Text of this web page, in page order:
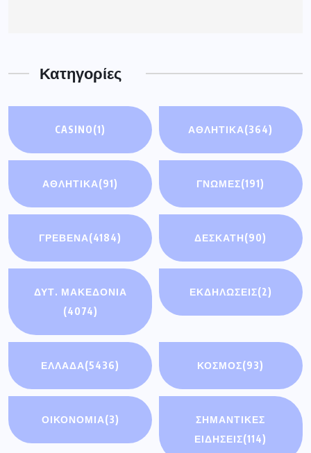
Κατηγορίες
CASINO(1) ΑΘΛΗΤΙΚΑ(364)
ΑΘΛΗΤΙΚΆ(91) ΓΝΩΜΕΣ(191)
ΓΡΕΒΕΝΑ(4184) ΔΕΣΚΑΤΗ(90)
ΔΥΤ. ΜΑΚΕΔΟΝΙΑ
(4074)
ΕΚΔΗΛΩΣΕΙΣ(2)
ΕΛΛΑΔΑ(5436) ΚΟΣΜΟΣ(93)
ΟΙΚΟΝΟΜΊΑ(3)
ΣΗΜΑΝΤΙΚΈΣ
ΕΙΔΉΣΕΙΣ(114)